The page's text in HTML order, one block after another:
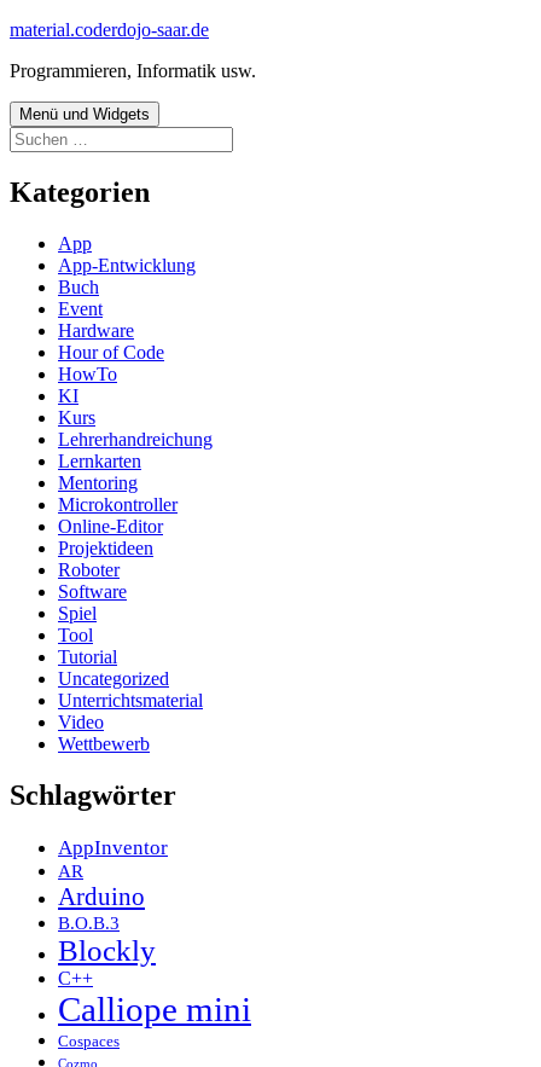
Zum
springen
material.coderdojo-saar.de
Programmieren, Informatik usw.
Menü und Widgets
Suchen
nach:
Kategorien
App
App-Entwicklung
Buch
Event
Hardware
Hour of Code
HowTo
KI
Kurs
Lehrerhandreichung
Lernkarten
Mentoring
Microkontroller
Online-Editor
Projektideen
Roboter
Software
Spiel
Tool
Tutorial
Uncategorized
Unterrichtsmaterial
Video
Wettbewerb
Schlagwörter
AppInventor
AR
Arduino
B.O.B.3
Blockly
C++
Calliope mini
Cospaces
Cozmo